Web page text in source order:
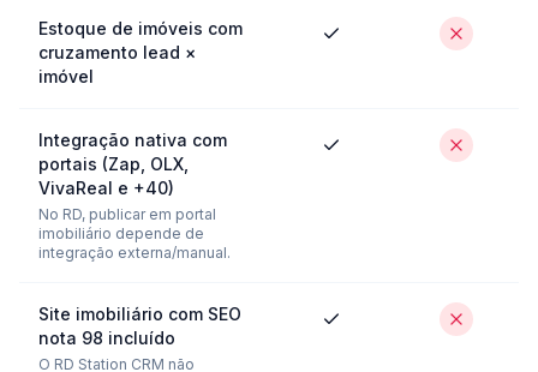
Estoque de imóveis com
cruzamento lead ×
imóvel
Integração nativa com
portais (Zap, OLX,
VivaReal e +40)
No RD, publicar em portal
imobiliário depende de
integração externa/manual.
Site imobiliário com SEO
nota 98 incluído
O RD Station CRM não